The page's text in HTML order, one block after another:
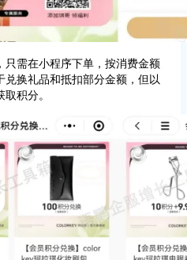
只需在小程序下单，按消费金额
换礼品和抵扣部分金额，但以
积分。